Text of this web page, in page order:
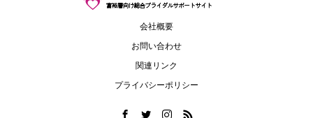
会社概要
お問い合わせ
関連リンク
プライバシーポリシー